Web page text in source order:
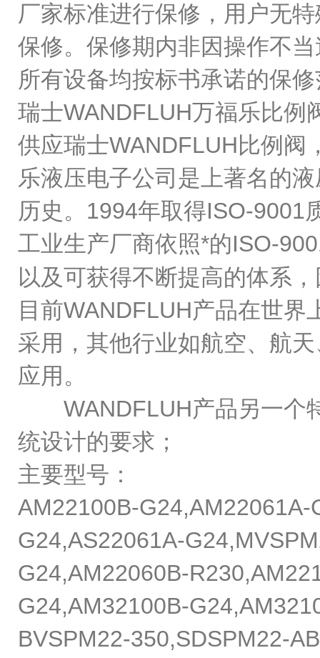
厂家标准进行保修，用户无
保修。保修期内非因操作不
所有设备均按标书承诺的保
瑞士WANDFLUH万福乐比例
供应瑞士WANDFLUH比例阀
乐液压电子公司是上著名的
历史。1994年取得ISO-9001
工业生产厂商依照*的ISO-
以及可获得不断提高的体系
目前WANDFLUH产品在世
采用，其他行业如航空、航
应用。
WANDFLUH产品另一个特
统设计的要求；
主要型号：
AM22100B-
G24,AS22061A-
G24,AM22060B-
G24,AM32100B-
BVSPM22-350,SDSPM22-